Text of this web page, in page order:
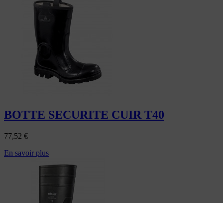
BOTTE SECURITE CUIR T40
77,52 €
En savoir plus